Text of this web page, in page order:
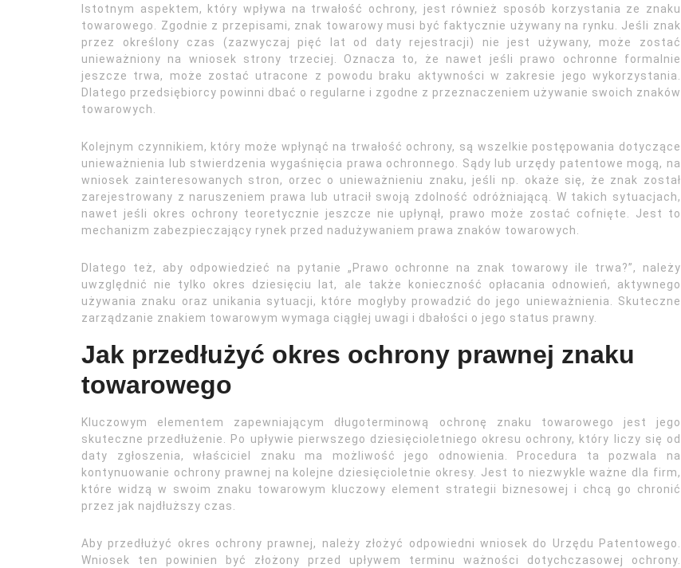
Istotnym aspektem, który wpływa na trwałość ochrony, jest również sposób korzystania ze znaku
towarowego. Zgodnie z przepisami, znak towarowy musi być faktycznie używany na rynku. Jeśli znak
przez określony czas (zazwyczaj pięć lat od daty rejestracji) nie jest używany, może zostać
unieważniony na wniosek strony trzeciej. Oznacza to, że nawet jeśli prawo ochronne formalnie
jeszcze trwa, może zostać utracone z powodu braku aktywności w zakresie jego wykorzystania.
Dlatego przedsiębiorcy powinni dbać o regularne i zgodne z przeznaczeniem używanie swoich znaków
towarowych.
Kolejnym czynnikiem, który może wpłynąć na trwałość ochrony, są wszelkie postępowania dotyczące
unieważnienia lub stwierdzenia wygaśnięcia prawa ochronnego. Sądy lub urzędy patentowe mogą, na
wniosek zainteresowanych stron, orzec o unieważnieniu znaku, jeśli np. okaże się, że znak został
zarejestrowany z naruszeniem prawa lub utracił swoją zdolność odróżniającą. W takich sytuacjach,
nawet jeśli okres ochrony teoretycznie jeszcze nie upłynął, prawo może zostać cofnięte. Jest to
mechanizm zabezpieczający rynek przed nadużywaniem prawa znaków towarowych.
Dlatego też, aby odpowiedzieć na pytanie „Prawo ochronne na znak towarowy ile trwa?”, należy
uwzględnić nie tylko okres dziesięciu lat, ale także konieczność opłacania odnowień, aktywnego
używania znaku oraz unikania sytuacji, które mogłyby prowadzić do jego unieważnienia. Skuteczne
zarządzanie znakiem towarowym wymaga ciągłej uwagi i dbałości o jego status prawny.
Jak przedłużyć okres ochrony prawnej znaku
towarowego
Kluczowym elementem zapewniającym długoterminową ochronę znaku towarowego jest jego
skuteczne przedłużenie. Po upływie pierwszego dziesięcioletniego okresu ochrony, który liczy się od
daty zgłoszenia, właściciel znaku ma możliwość jego odnowienia. Procedura ta pozwala na
kontynuowanie ochrony prawnej na kolejne dziesięcioletnie okresy. Jest to niezwykle ważne dla firm,
które widzą w swoim znaku towarowym kluczowy element strategii biznesowej i chcą go chronić
przez jak najdłuższy czas.
Aby przedłużyć okres ochrony prawnej, należy złożyć odpowiedni wniosek do Urzędu Patentowego.
Wniosek ten powinien być złożony przed upływem terminu ważności dotychczasowej ochrony.